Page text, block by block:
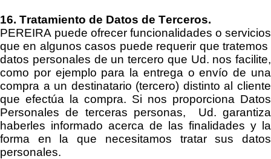
16. Tratamiento de Datos de Terceros.
PEREIRA puede ofrecer funcionalidades o servicios
que en algunos casos puede requerir que tratemos
datos personales de un tercero que Ud. nos facilite,
como por ejemplo para
la entrega oenvío de una
compra a un destinatario (tercero) distinto al cliente
que efectúa la compra. Si nos proporciona Datos
Personales de terceras personas, Ud. garantiza
haberles informado acerca de las finalidades y la
forma en la que necesitamos tratar sus datos
personales.